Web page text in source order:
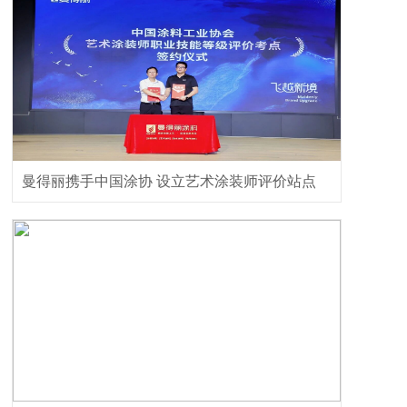
曼得丽携手中国涂协 设立艺术涂装师评价站点